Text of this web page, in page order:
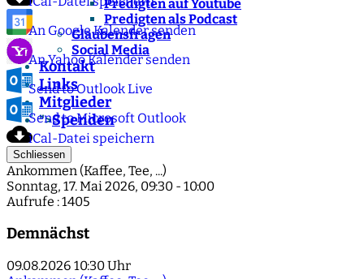
Predigten auf Youtube
Predigten als Podcast
Glaubensfragen
Social Media
Kontakt
Links
Mitglieder
">Spenden
An Google Kalender senden
An Yahoo Kalender senden
Send to Outlook Live
Send to Microsoft Outlook
iCal-Datei speichern
Schliessen
Ankommen (Kaffee, Tee, ...)
Sonntag, 17. Mai 2026, 09:30 - 10:00
Aufrufe : 1405
Demnächst
09.08.2026 10:30 Uhr